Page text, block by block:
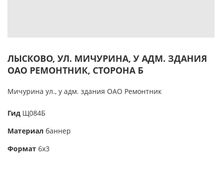
ЛЫСКОВО, УЛ. МИЧУРИНА, У АДМ. ЗДАНИЯ
ОАО РЕМОНТНИК, СТОРОНА Б
Мичурина ул., у адм. здания ОАО Ремонтник
Гид Щ084Б
Материал баннер
Формат 6х3